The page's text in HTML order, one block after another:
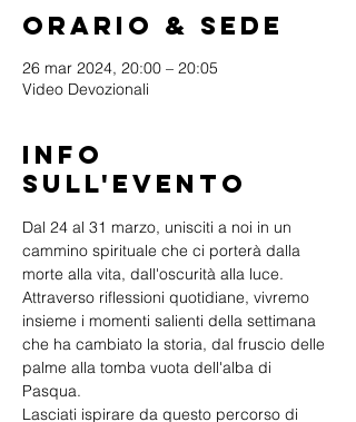
Orario & Sede
26 mar 2024, 20:00 – 20:05
Video Devozionali
Info
sull'evento
Dal 24 al 31 marzo, unisciti a noi in un
cammino spirituale che ci porterà dalla
morte alla vita, dall'oscurità alla luce.
Attraverso riflessioni quotidiane, vivremo
insieme i momenti salienti della settimana
che ha cambiato la storia, dal fruscio delle
palme alla tomba vuota dell'alba di
Pasqua.
Lasciati ispirare da questo percorso di